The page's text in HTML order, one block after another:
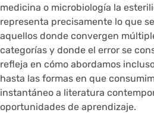
medicina o microbiología la
representa precisamente lo que
aquellos donde convergen
categorías y donde el error se
refleja en cómo abordamos
hasta las formas en que
instantáneo a literatura
oportunidades de aprendizaje.